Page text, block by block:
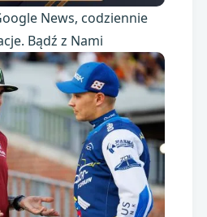
News, codziennie
Bądź z Nami